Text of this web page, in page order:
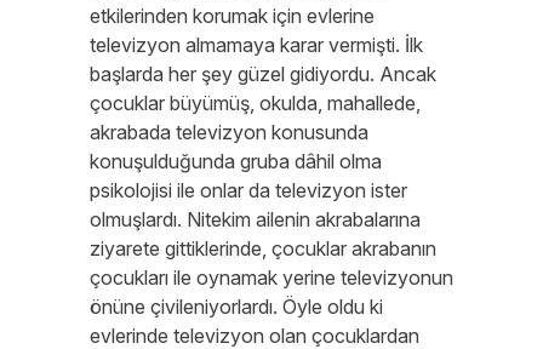
etkilerinden korumak için evlerine
televizyon almamaya karar vermişti. İlk
başlarda her şey güzel gidiyordu. Ancak
çocuklar büyümüş, okulda, mahallede,
akrabada televizyon konusunda
konuşulduğunda gruba dâhil olma
psikolojisi ile onlar da televizyon ister
olmuşlardı. Nitekim ailenin akrabalarına
ziyarete gittiklerinde, çocuklar akrabanın
çocukları ile oynamak yerine televizyonun
önüne çivileniyorlardı. Öyle oldu ki
evlerinde televizyon olan çocuklardan